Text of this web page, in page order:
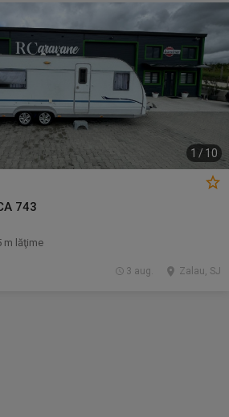
1 / 10
743
m lăţime
Zalau, SJ
3 aug.